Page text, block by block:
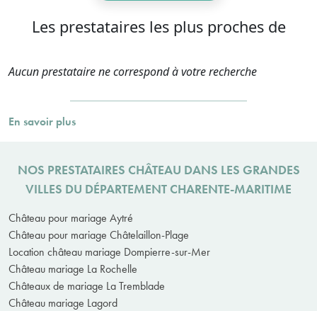
Les prestataires les plus proches de
Aucun prestataire ne correspond à votre recherche
En savoir plus
NOS PRESTATAIRES CHÂTEAU DANS LES GRANDES
VILLES DU DÉPARTEMENT CHARENTE-MARITIME
Château pour mariage Aytré
Château pour mariage Châtelaillon-Plage
Location château mariage Dompierre-sur-Mer
Château mariage La Rochelle
Châteaux de mariage La Tremblade
Château mariage Lagord